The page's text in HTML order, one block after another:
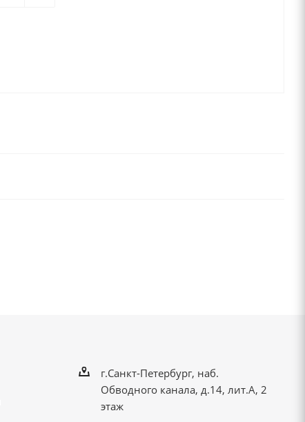
г.Санкт-Петербург, наб.
Обводного канала, д.14, лит.А, 2
этаж